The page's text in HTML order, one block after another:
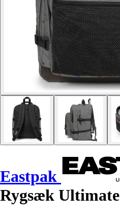
Eastpak
Rygsæk Ultimate